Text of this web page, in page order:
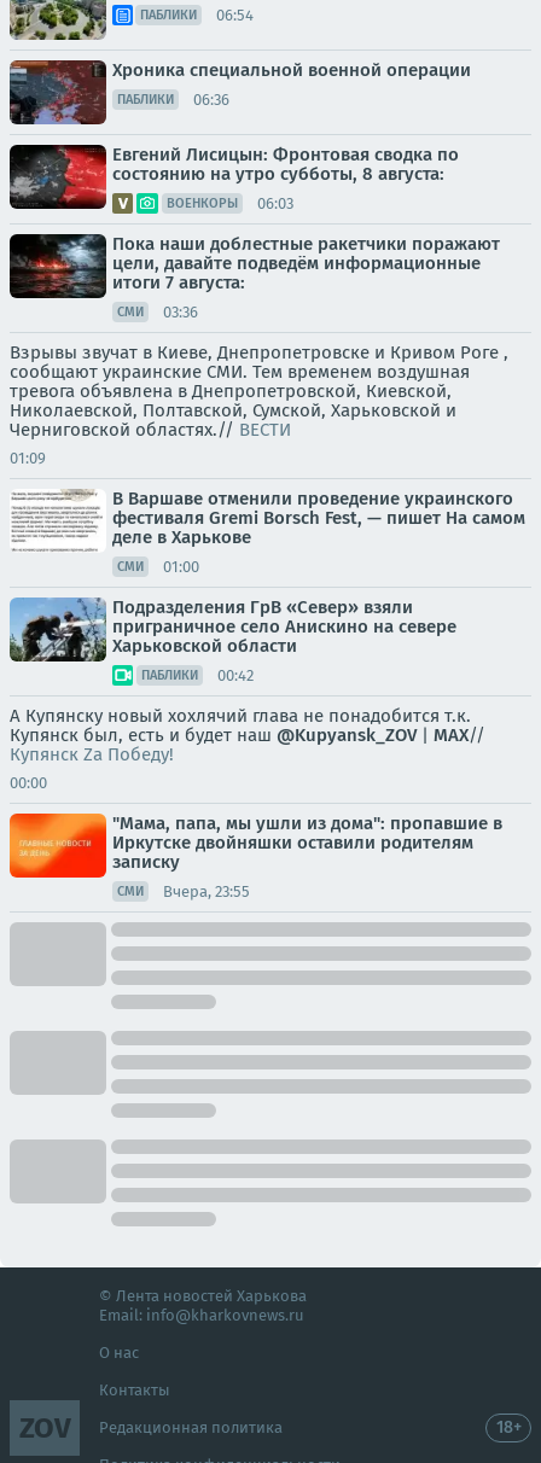
ПАБЛИКИ 06:54
Хроника специальной военной операции
ПАБЛИКИ 06:36
Евгений Лисицын: Фронтовая сводка по
состоянию на утро субботы, 8 августа:
ВОЕНКОРЫ 06:03
Пока наши доблестные ракетчики поражают
цели, давайте подведём информационные
итоги 7 августа:
СМИ 03:36
Взрывы звучат в Киеве, Днепропетровске и Кривом Роге ,
сообщают украинские СМИ. Тем временем воздушная
тревога объявлена в Днепропетровской, Киевской,
Николаевской, Полтавской, Сумской, Харьковской и
Черниговской областях.// ВЕСТИ
01:09
В Варшаве отменили проведение украинского
фестиваля Gremi Borsch Fest, — пишет На самом
деле в Харькове
СМИ 01:00
Подразделения ГрВ «Север» взяли
приграничное село Анискино на севере
Харьковской области
ПАБЛИКИ 00:42
А Купянску новый хохлячий глава не понадобится т.к.
Купянск был, есть и будет наш @Kupyansk_ZOV| MAX//
Купянск Za Победу!
00:00
"Мама, папа, мы ушли из дома": пропавшие в
Иркутске двойняшки оставили родителям
записку
СМИ Вчера, 23:55
ZOV
© Лента новостей Харькова
Email: info@kharkovnews.ru
О нас
Контакты
Редакционная политика 18+